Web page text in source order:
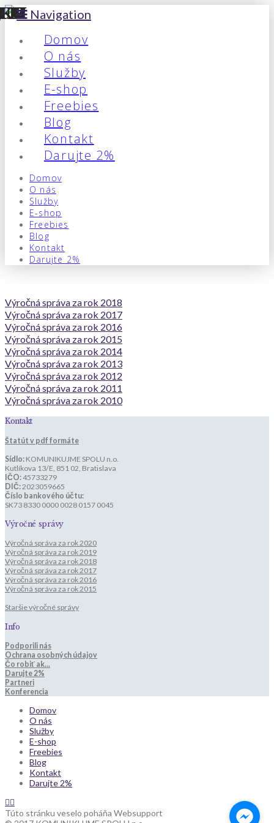
Navigation
Domov
O nás
Služby
E-shop
Freebies
Blog
Kontakt
Darujte 2%
Domov
O nás
Služby
E-shop
Freebies
Blog
Kontakt
Darujte 2%
Výročná správa za rok 2018
Výročná správa za rok 2017
Výročná správa za rok 2016
Výročná správa za rok 2015
Výročná správa za rok 2014
Výročná správa za rok 2013
Výročná správa za rok 2012
Výročná správa za rok 2011
Výročná správa za rok 2010
Kontakt
Štatút v pdf formáte
Sídlo: KOMUNIKUJME SPOLU n.o.
Kutlíkova 13/E, 851 02, Bratislava
IČO:45733279
DIČ:2023059665
Číslo bankového účtu:
SK73 8330 0000 0028 0157 0045
Výročné správy
Výročná správa za rok 2020
Výročná správa za rok 2019
Výročná správa za rok 2018
Výročná správa za rok 2017
Výročná správa za rok 2016
Výročná správa za rok 2015
Staršie výročné správy
Info
Podporili nás
Ochrana osobných údajov
Čo robiť ak...
Darujte 2%
Partneri
Konferencia
Domov
O nás
Služby
E-shop
Freebies
Blog
Kontakt
Darujte 2%
Túto stránku veselo poháňa Websupport